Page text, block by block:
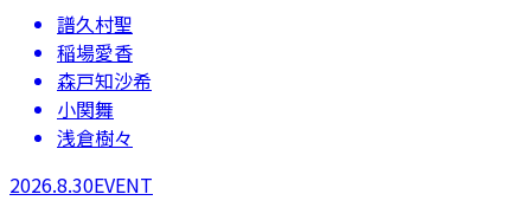
譜久村聖
稲場愛香
森戸知沙希
小関舞
浅倉樹々
2026.8.30EVENT